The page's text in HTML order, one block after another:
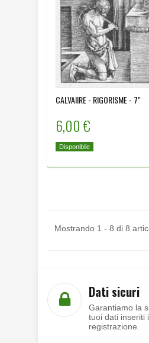
CALVAIIRE - RIGORISME - 7"
6,00 €
Disponibile
Mostrando 1 - 8 di 8
Dati sicuri
Garantiamo la
tuoi dati inseriti
registrazione.